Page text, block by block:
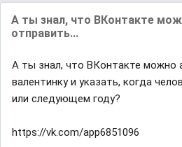
А ты знал, что ВКонтакте
отправить...
А ты знал, что ВКонтакте можно
валентинку и указать, когда
или следующем году?
https://vk.com/app6851096